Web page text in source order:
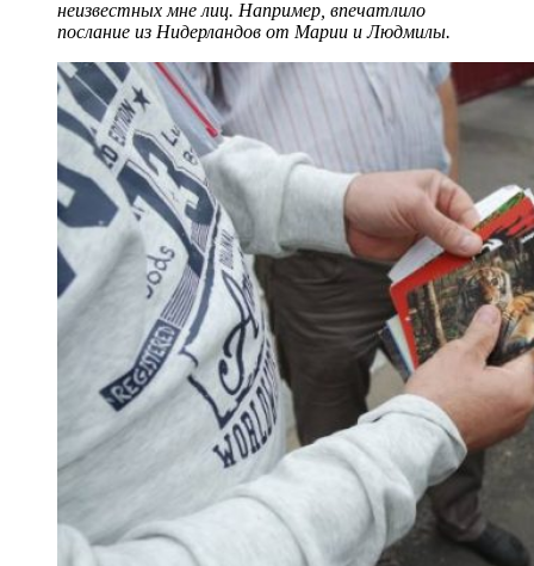
неизвестных мне лиц. Например, впечатлило
послание из Нидерландов от Марии и Людмилы.